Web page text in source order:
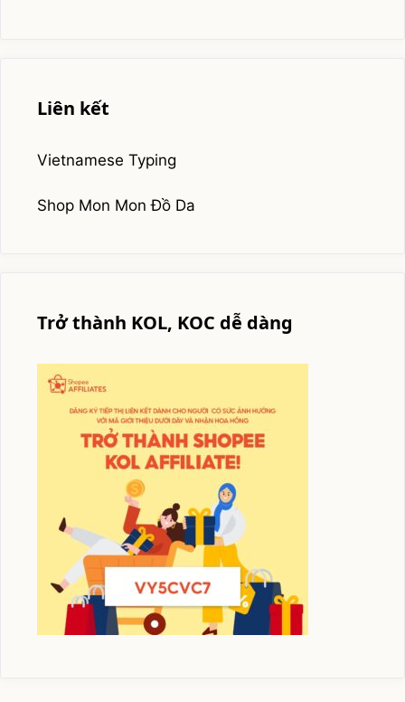
Liên kết
Vietnamese Typing
Shop Mon Mon Đồ Da
Trở thành KOL, KOC dễ dàng